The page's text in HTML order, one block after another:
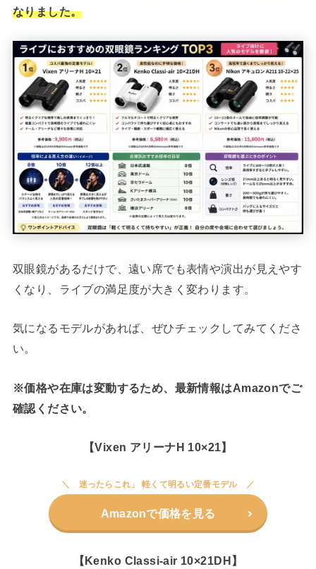
なりました。
双眼鏡があるだけで、遠い席でも表情や演出が見えやす
くなり、ライブの満足度が大きく変わります。
気になるモデルがあれば、ぜひチェックしてみてくださ
い。
※価格や在庫は変動するため、最新情報はAmazonでご
確認ください。
【Vixen アリーナH 10×21】
迷ったらこれ」 軽くて明るい定番モデル
Amazonで価格を見る
【Kenko Classi-air 10×21DH】